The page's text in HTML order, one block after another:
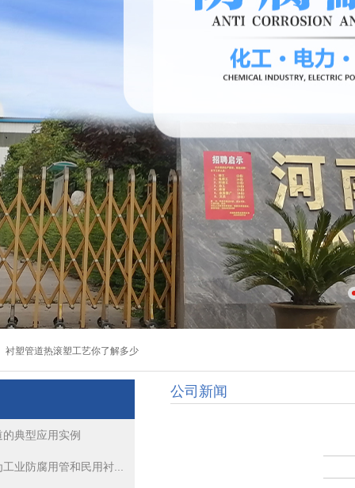
钢衬四氟管道的典型应用实例
衬塑管道热滚塑工艺你了解多少
衬塑管道生产厂家公开产品技术参数
典型应用实例
业防腐用管和民用衬...
公司新闻